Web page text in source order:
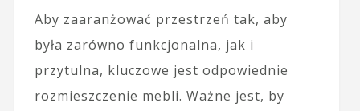
Aby zaaranżować przestrzeń tak, aby
była zarówno funkcjonalna, jak i
przytulna, kluczowe jest odpowiednie
rozmieszczenie mebli. Ważne jest, by